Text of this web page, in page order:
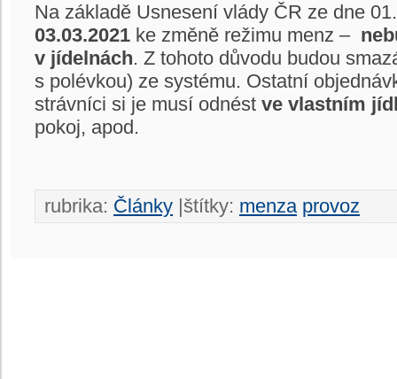
Na základě Usnesení vlády ČR ze dne
03.03.2021 ke změně režimu menz –
v jídelnách. Z tohoto důvodu budou
s polévkou) ze systému. Ostatní
strávníci si je musí odnést ve vlastním
pokoj, apod.
rubrika: Články |štítky: menza provoz